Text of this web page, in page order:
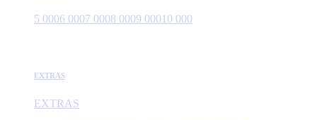
5 0006 0007 0008 0009 00010 000
EXTRAS
EXTRAS